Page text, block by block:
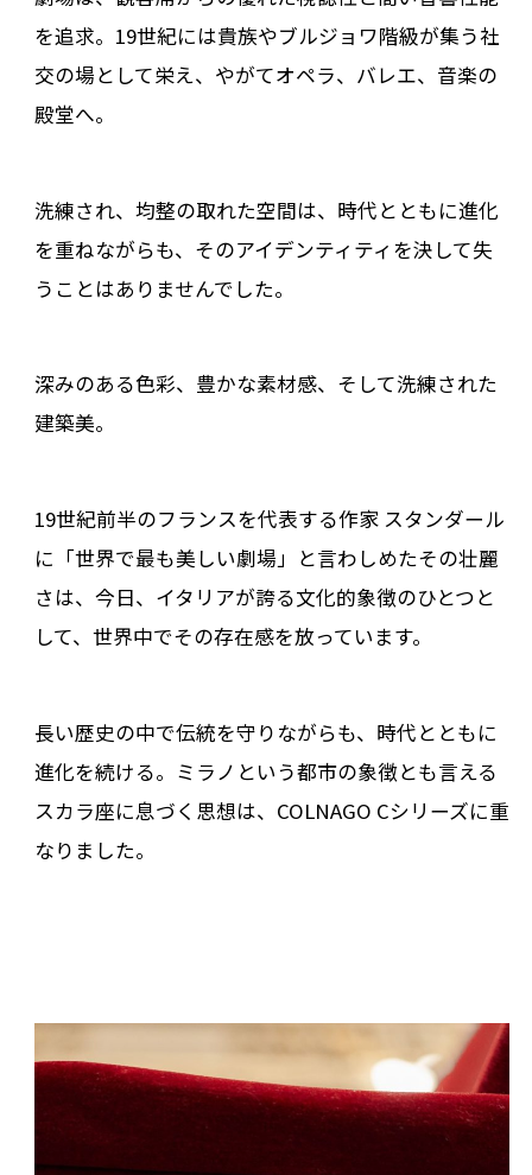
を追求。19世紀には貴族やブルジョワ階級が集う社
交の場として栄え、やがてオペラ、バレエ、音楽の
殿堂へ。
洗練され、均整の取れた空間は、時代とともに進化
を重ねながらも、そのアイデンティティを決して失
うことはありませんでした。
深みのある色彩、豊かな素材感、そして洗練された
建築美。
19世紀前半のフランスを代表する作家 スタンダール
に「世界で最も美しい劇場」と言わしめたその壮麗
さは、今日、イタリアが誇る文化的象徴のひとつと
して、世界中でその存在感を放っています。
長い歴史の中で伝統を守りながらも、時代とともに
進化を続ける。ミラノという都市の象徴とも言える
スカラ座に息づく思想は、COLNAGO Cシリーズに重
なりました。